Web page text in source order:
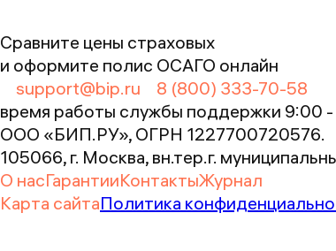
Сравните цены страховых
и оформите полис ОСАГО онлайн
support@bip.ru
8 (800) 333-70-58
время работы службы поддержки 9:00
ООО «БИП.РУ», ОГРН 1227700720576.
105066, г. Москва, вн.тер.г.
О насГарантииКонтактыЖурнал
Карта сайтаПолитика